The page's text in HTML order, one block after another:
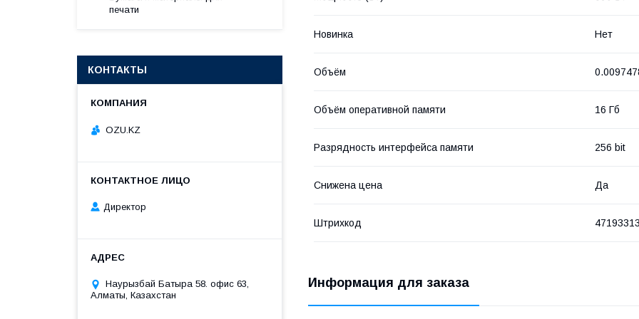
Новинка Нет
Объём
Объём оперативной памяти 16 Гб
Разрядность интерфейса памяти 256 bit
Снижена цена Да
Штрихкод
Информация для заказа
печати
КОНТАКТЫ
OZU.KZ
Директор
Наурызбай Батыра 58. офис 63,
Алматы, Казахстан